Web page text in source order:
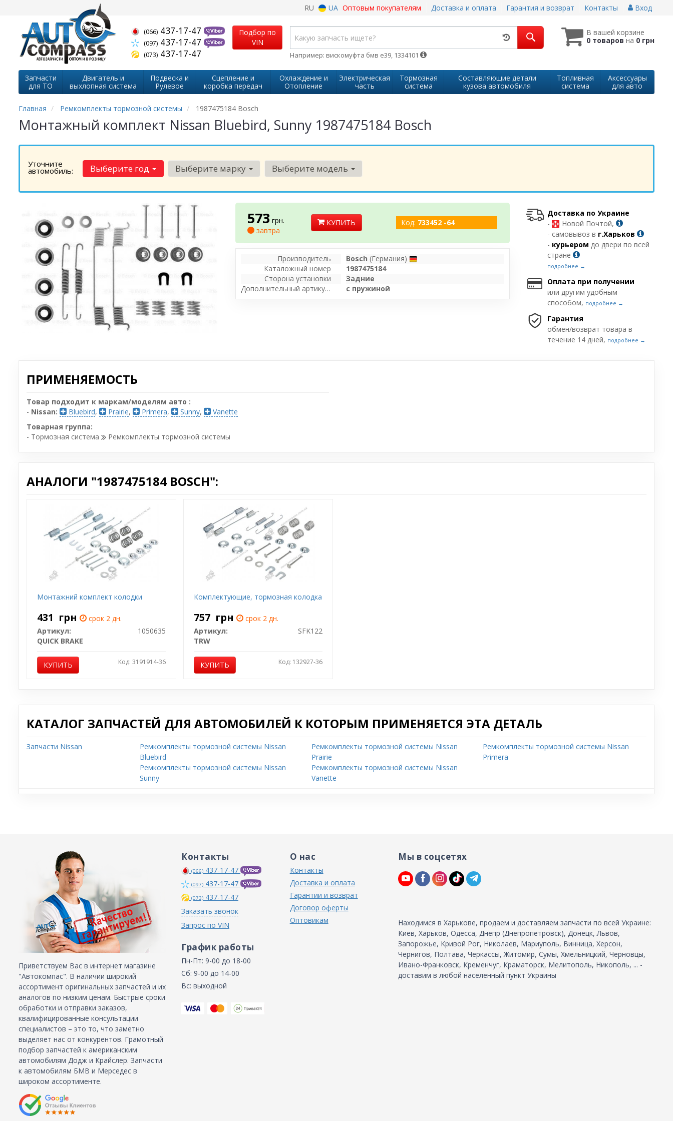
RU UA Оптовым покупателям Доставка и оплата Гарантия и возврат Контакты Вход
(066) 437-17-47
(097) 437-17-47
(073) 437-17-47
Подбор по
VIN
В вашей корзине
0 товаровна 0 грн
Например: вискомуфта бмв е39, 1334101
Запчасти
для ТО
Двигатель и
выхлопная система
Подвеска и
Рулевое
Сцепление и
коробка передач
Охлаждение и
Отопление
Электрическая
часть
Тормозная
система
Составляющие детали
кузова автомобиля
Топливная
система
Аксессуары
для авто
Главная Ремкомплекты тормозной системы 1987475184 Bosch
Монтажный комплект Nissan Bluebird, Sunny 1987475184 Bosch
Уточните
автомобиль: Выберите год Выберите марку Выберите модель
573 грн.
завтра
КУПИТЬ Код: 733452 -64
Производитель Bosch (Германия)
Каталожный номер
1987475184
Сторона установки
Задние
Дополнительный артикул / Дополнительная информация
с пружиной
Доставка по Украине
-
Новой Почтой,
- самовывоз в г.Харьков
- курьером до двери по всей
стране
подробнее →
Оплата при получении
или другим удобным
способом, подробнее →
Гарантия
обмен/возврат товара в
течение 14 дней, подробнее →
ПРИМЕНЯЕМОСТЬ
Товар подходит к маркам/моделям авто :
- Nissan: Bluebird, Prairie, Primera, Sunny,
Vanette
Товарная группа:
- Тормозная система
Ремкомплекты тормозной системы
АНАЛОГИ "1987475184 BOSCH":
Монтажний комплект колодки
431 грн
срок 2 дн.
Артикул:
1050635
QUICK BRAKE
КУПИТЬ Код: 3191914-36
Комплектующие, тормозная колодка
757 грн
срок 2 дн.
Артикул:
SFK122
TRW
КУПИТЬ Код: 132927-36
КАТАЛОГ ЗАПЧАСТЕЙ ДЛЯ АВТОМОБИЛЕЙ К КОТОРЫМ ПРИМЕНЯЕТСЯ ЭТА ДЕТАЛЬ
Запчасти Nissan
Ремкомплекты тормозной системы Nissan
Bluebird
Ремкомплекты тормозной системы Nissan
Prairie
Ремкомплекты тормозной системы Nissan
Primera
Ремкомплекты тормозной системы Nissan
Sunny
Ремкомплекты тормозной системы Nissan
Vanette
Приветствуем Вас в интернет магазине
"Автокомпас". В наличии широкий
ассортимент оригинальных запчастей и их
аналогов по низким ценам. Быстрые сроки
обработки и отправки заказов,
квалифицированные консультации
специалистов – это то, что заметно
выделяет нас от конкурентов. Грамотный
подбор запчастей к американским
автомобилям Додж и Крайслер. Запчасти
к автомобилям БМВ и Мерседес в
широком ассортименте.
Контакты
(066) 437-17-47
(097) 437-17-47
(073) 437-17-47
Заказать звонок
Запрос по VIN
График работы
Пн-Пт: 9-00 до 18-00
Сб: 9-00 до 14-00
Вс: выходной
О нас
Контакты
Доставка и оплата
Гарантии и возврат
Договор оферты
Оптовикам
Мы в соцсетях
Находимся в Харькове, продаем и доставляем запчасти по всей Украине:
Киев, Харьков, Одесса, Днепр (Днепропетровск), Донецк, Львов,
Запорожье, Кривой Рог, Николаев, Мариуполь, Винница, Херсон,
Чернигов, Полтава, Черкассы, Житомир, Сумы, Хмельницкий, Черновцы,
Ивано-Франковск, Кременчуг, Краматорск, Мелитополь, Никополь, ... -
доставим в любой населенный пункт Украины